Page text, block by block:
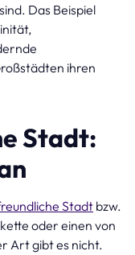
Das Beispiel
ihren
Stadt:
Stadtbzw.
oder einen von
Art gibt es nicht.